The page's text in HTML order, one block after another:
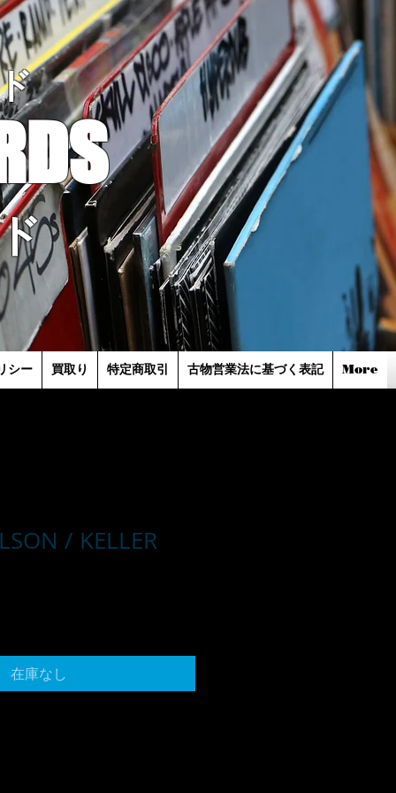
シー 買取り 特定商取引 古物営業法に基づく表記 More
/ KELLER
在庫なし